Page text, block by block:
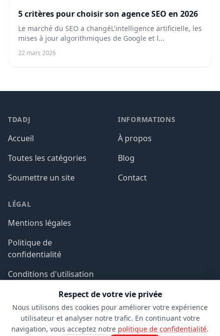
5 critères pour choisir son agence SEO en 2026
Le marché du SEO a changéL'intelligence artificielle, les
mises à jour algorithmiques de Google et l...
22 mars 2026
TDADJ
Accueil
Toutes les catégories
Soumettre un site
INFORMATIONS
À propos
Blog
Contact
LÉGAL
Mentions légales
Politique de
confidentialité
Conditions d'utilisation
© 2026 TDADJ. Tous droits réservés.
Respect de votre vie privée
Nous utilisons des cookies pour améliorer votre expérience
utilisateur et analyser notre trafic. En continuant votre
navigation, vous acceptez notre politique de confidentialité.